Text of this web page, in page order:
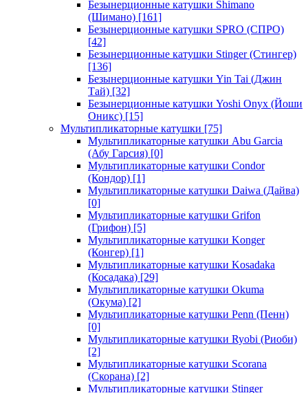
Безынерционные катушки Shimano
(Шимано) [161]
Безынерционные катушки SPRO (СПРО)
[42]
Безынерционные катушки Stinger (Стингер)
[136]
Безынерционные катушки Yin Tai (Джин
Тай) [32]
Безынерционные катушки Yoshi Onyx (Йоши
Оникс) [15]
Мультипликаторные катушки [75]
Мультипликаторные катушки Abu Garcia
(Абу Гарсия) [0]
Мультипликаторные катушки Condor
(Кондор) [1]
Мультипликаторные катушки Daiwa (Дайва)
[0]
Мультипликаторные катушки Grifon
(Грифон) [5]
Мультипликаторные катушки Konger
(Конгер) [1]
Мультипликаторные катушки Kosadaka
(Косадака) [29]
Мультипликаторные катушки Okuma
(Окума) [2]
Мультипликаторные катушки Penn (Пенн)
[0]
Мультипликаторные катушки Ryobi (Риоби)
[2]
Мультипликаторные катушки Scorana
(Скорана) [2]
Мультипликаторные катушки Stinger